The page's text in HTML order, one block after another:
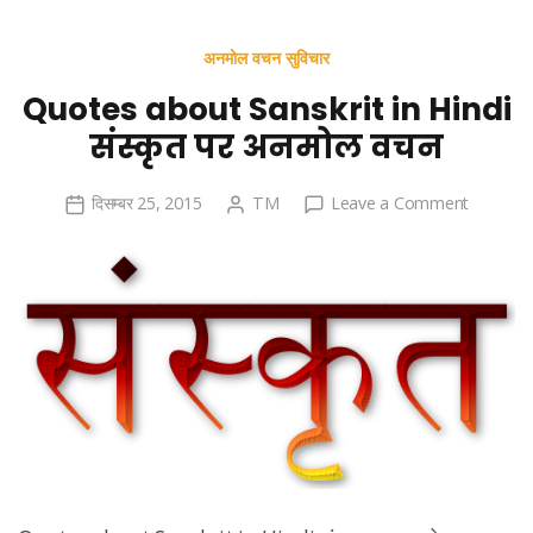
अनमोल वचन सुविचार
Quotes about Sanskrit in Hindi
संस्कृत पर अनमोल वचन
दिसम्बर 25, 2015 TM Leave a Commenton
in
Hindi
संस्कृत
पर
अनमोल